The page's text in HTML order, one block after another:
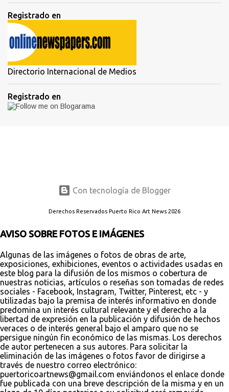
Registrado en
Directorio Internacional de Medios
Registrado en
Con tecnología de Blogger
Derechos Reservados Puerto Rico Art News 2026
AVISO SOBRE FOTOS E IMÁGENES
Algunas de las imágenes o fotos de obras de arte,
exposiciones, exhibiciones, eventos o actividades usadas en
este blog para la difusión de los mismos o cobertura de
nuestras noticias, artículos o reseñas son tomadas de redes
sociales - Facebook, Instagram, Twitter, Pinterest, etc - y
utilizadas bajo la premisa de interés informativo en donde
predomina un interés cultural relevante y el derecho a la
libertad de expresión en la publicación y difusión de hechos
veraces o de interés general bajo el amparo que no se
persigue ningún fin económico de las mismas. Los derechos
de autor pertenecen a sus autores. Para solicitar la
eliminación de las imágenes o fotos favor de dirigirse a
través de nuestro correo electrónico:
puertoricoartnews@gmail.com enviándonos el enlace donde
fue publicada con una breve descripción de la misma y en un